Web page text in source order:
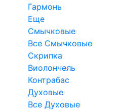
Гармонь
Еще
Смычковые
Все Смычковые
Скрипка
Виолончель
Контрабас
Духовые
Все Духовые